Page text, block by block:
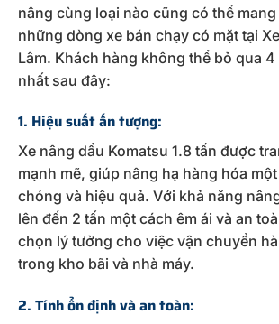
nâng cùng loại nào cũng có thể
những dòng xe bán chạy có mặt tại
Lâm. Khách hàng không thể bỏ qua
nhất sau đây:
1. Hiệu suất ấn tượng:
Xe nâng dầu Komatsu 1.8 tấn được
mạnh mẽ, giúp nâng hạ hàng hóa
chóng và hiệu quả. Với khả năng
lên đến 2 tấn một cách êm ái và an
chọn lý tưởng cho việc vận chuyển
trong kho bãi và nhà máy.
2. Tính ổn định và an toàn: